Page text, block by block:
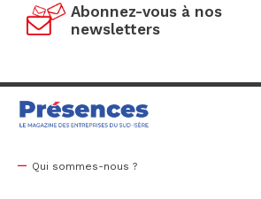
Abonnez-vous à nos
newsletters
Qui sommes-nous ?